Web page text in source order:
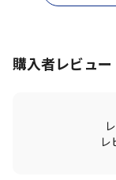
購入者レビュー
レ